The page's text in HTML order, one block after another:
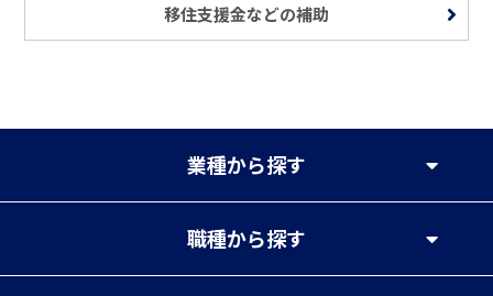
移住支援金などの補助
業種から探す
職種から探す